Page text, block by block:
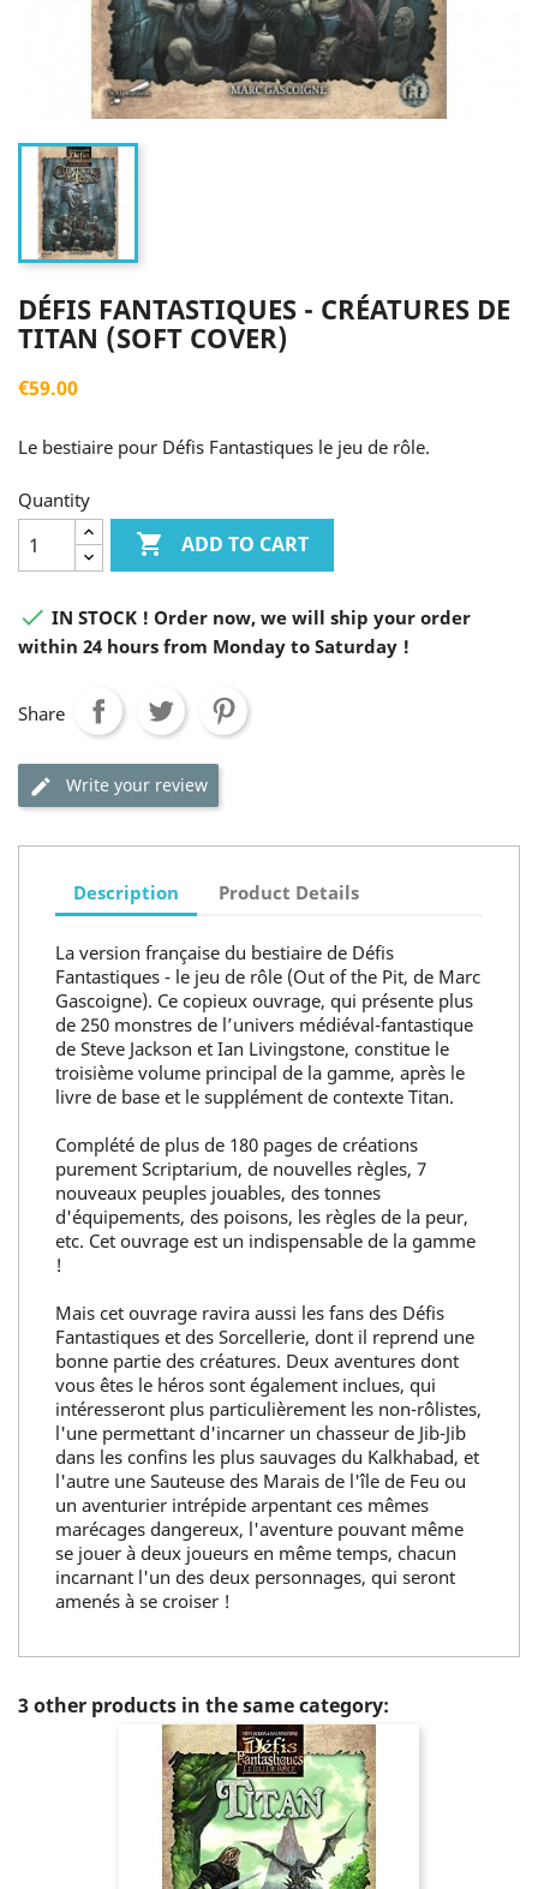
DÉFIS FANTASTIQUES - CRÉATURES DE
TITAN (SOFT COVER)
€59.00
Le bestiaire pour Défis Fantastiques le jeu de rôle.
Quantity
 ADD TO CART
 IN STOCK ! Order now, we will ship your order
within 24 hours from Monday to Saturday !
Share
Write your review
Description Product Details
La version française du bestiaire de Défis
Fantastiques - le jeu de rôle (Out of the Pit, de Marc
Gascoigne). Ce copieux ouvrage, qui présente plus
de 250 monstres de l’univers médiéval-fantastique
de Steve Jackson et Ian Livingstone, constitue le
troisième volume principal de la gamme, après le
livre de base et le supplément de contexte Titan.
Complété de plus de 180 pages de créations
purement Scriptarium, de nouvelles règles, 7
nouveaux peuples jouables, des tonnes
d'équipements, des poisons, les règles de la peur,
etc. Cet ouvrage est un indispensable de la gamme
!
Mais cet ouvrage ravira aussi les fans des Défis
Fantastiques et des Sorcellerie, dont il reprend une
bonne partie des créatures. Deux aventures dont
vous êtes le héros sont également inclues, qui
intéresseront plus particulièrement les non-rôlistes,
l'une permettant d'incarner un chasseur de Jib-Jib
dans les confins les plus sauvages du Kalkhabad, et
l'autre une Sauteuse des Marais de l'île de Feu ou
un aventurier intrépide arpentant ces mêmes
marécages dangereux, l'aventure pouvant même
se jouer à deux joueurs en même temps, chacun
incarnant l'un des deux personnages, qui seront
amenés à se croiser !
3 other products in the same category: